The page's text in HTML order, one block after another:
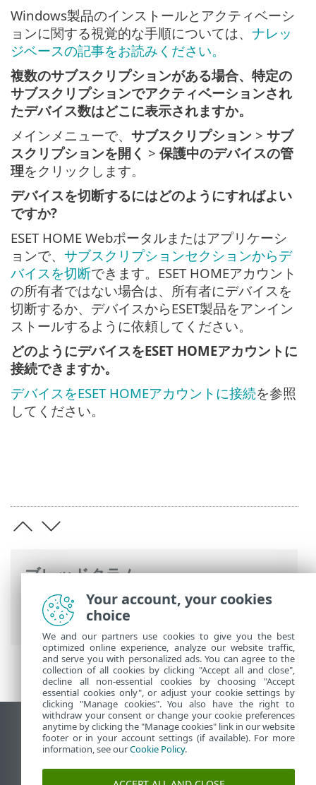
ブレッドクラム
ESETオンラインヘルプ>ESET HOME>
FAQ
Windows製品のインストールとアクティベーシ
ョンに関する視覚的な手順については、 ナレッ
ジベースの記事をお読みください。
複数のサブスクリプションがある場合、特定の
サブスクリプションでアクティベーションされ
たデバイス数はどこに表示されますか。
メインメニューで、 サブスクリプション > サブ
スクリプションを開く > 保護中のデバイスの管
理をクリックします。
デバイスを切断するにはどのようにすればよい
ですか?
ESET HOME Webポータルまたはアプリケーシ
ョンで、 サブスクリプションセクションからデ
バイスを切断できます。ESET HOMEアカウント
の所有者ではない場合は、所有者にデバイスを
切断するか、デバイスからESET製品をアンイン
ストールするように依頼してください。
どのようにデバイスをESET HOMEアカウントに
接続できますか。
デバイスをESET HOMEアカウントに接続を参照
してください。
デスクトップサイトの表示
End of Life
ESETナレッジベース
Your account, your cookies
choice
We and our partners use cookies to give you the best
optimized online experience, analyze our website traffic,
and serve you with personalized ads. You can agree to the
collection of all cookies by clicking "Accept all and close",
decline all non-essential cookies by choosing "Accept
essential cookies only", or adjust your cookie settings by
clicking "Manage cookies". You also have the right to
withdraw your consent or change your cookie preferences
anytime by clicking the "Manage cookies" link in our website
footer or in your account settings (if available). For more
information, see ourCookie Policy.